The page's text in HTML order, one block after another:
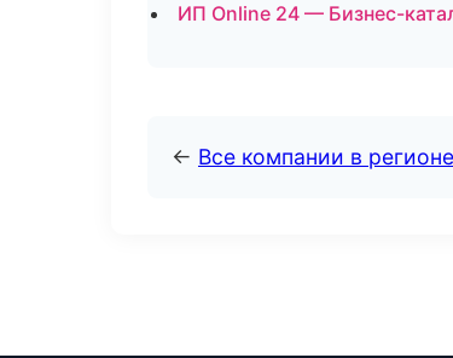
ИП Online 24 — Бизнес-
← Все компании в